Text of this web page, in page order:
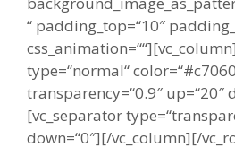
“ padding_top=“10″
type=“normal“
transparency=“0.9″ up=“20″
[vc_separator
down=“0″][/vc_column][/